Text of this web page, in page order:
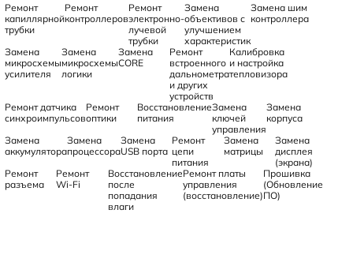
Ремонт
капиллярной
трубки
Ремонт
контроллеров
Ремонт
электронно-
лучевой
трубки
Замена
объективов с
улучшением
характеристик
Замена шим
контроллера
Замена
микросхемы
усилителя
Замена
микросхемы
логики
Замена
CORE
Ремонт
встроенного
дальнометра
и других
устройств
Калибровка
и настройка
тепловизора
Ремонт датчика
синхроимпульсов
Ремонт
оптики
Восстановление
питания
Замена
ключей
управления
Замена
корпуса
Замена
аккумулятора
Замена
процессора
Замена
USB порта
Ремонт
цепи
питания
Замена
матрицы
Замена
дисплея
(экрана)
Ремонт
разъема
Ремонт
Wi-Fi
Восстановление
после
попадания
влаги
Ремонт платы
управления
(восстановление)
Прошивка
(Обновление
ПО)